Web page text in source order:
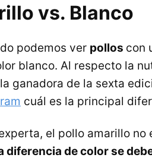
vs. Blanco
podemos ver pollos con
blanco. Al respecto la
ganadora de la sexta
cuál es la principal
el pollo amarillo no
diferencia de color se